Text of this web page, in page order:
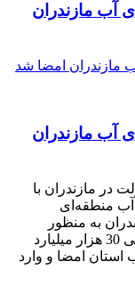
آب مازندران
آب مازندران
در مازندران با
آب منطقه‌ای
به منظور
واگذاری 13 قطعه زمین به ارزش تقریبی 30 هزار میلیارد
استان امضا و وارد